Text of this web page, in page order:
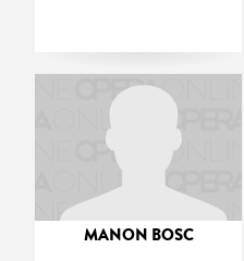
MANON BOSC